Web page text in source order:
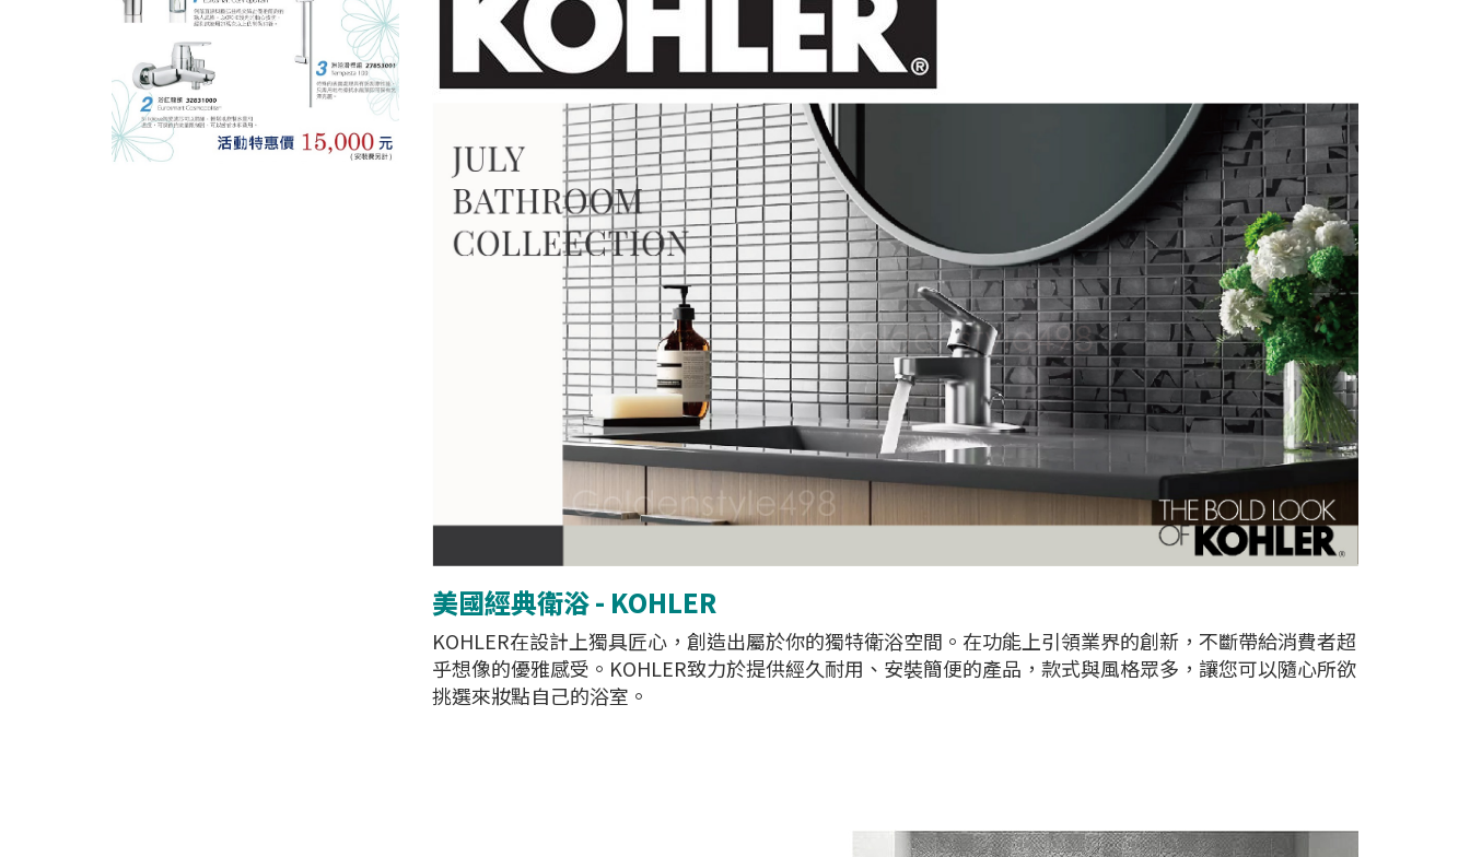
美國經典衛浴 - KOHLER
KOHLER在設計上獨具匠心，創造出屬於你的獨特衛浴空間。在功能上引領業界的創新，不斷帶給消費者超
乎想像的優雅感受。KOHLER致力於提供經久耐用、安裝簡便的產品，款式與風格眾多，讓您可以隨心所欲
挑選來妝點自己的浴室。